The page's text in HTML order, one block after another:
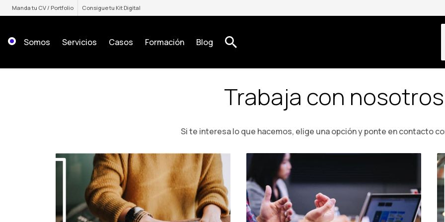
Saltar
al
Manda tu CV / Portfolio Consigue tu Kit Digital
Somos Servicios Casos Formación Blog
Trabaja con nosotros
Si te interesa lo que hacemos, elige una opción y ponte en contacto